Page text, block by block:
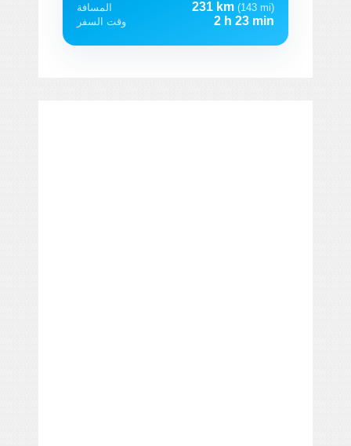
المسافة 231 km (143 mi)
وقت السفر
2 h 23 min